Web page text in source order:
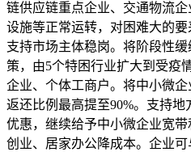
链供应链重点企业、交通物流
设施等正常运转，对困难大的
支持市场主体稳岗。将阶段性
策，由5个特困行业扩大到受疫
企业、个体工商户。将中小微
返还比例最高提至90%。支持
优惠，继续给予中小微企业宽
创业、居家办公降成本。企业可